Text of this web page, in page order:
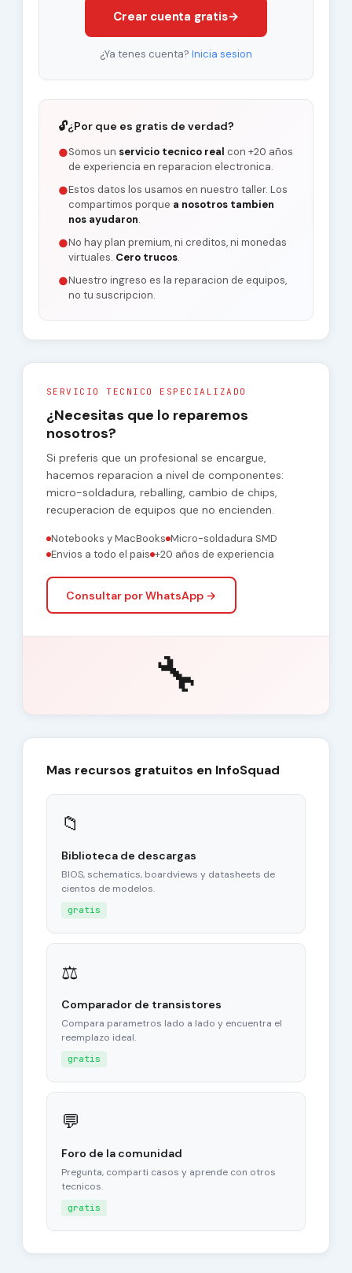
Crear cuenta gratis→
¿Ya tenes cuenta? Inicia sesion
🔓¿Por que es gratis de verdad?
●Somos un servicio tecnico real con +20 años
de experiencia en reparacion electronica.
●Estos datos los usamos en nuestro taller. Los
compartimos porque a nosotros tambien
nos ayudaron.
●No hay plan premium, ni creditos, ni monedas
virtuales. Cero trucos.
●Nuestro ingreso es la reparacion de equipos,
no tu suscripcion.
SERVICIO TECNICO ESPECIALIZADO
¿Necesitas que lo reparemos
nosotros?
Si preferis que un profesional se encargue,
hacemos reparacion a nivel de componentes:
micro-soldadura, reballing, cambio de chips,
recuperacion de equipos que no encienden.
Notebooks y MacBooks Micro-soldadura SMD
Envios a todo el pais +20 años de experiencia
Consultar por WhatsApp →
🔧
Mas recursos gratuitos en InfoSquad
📁
Biblioteca de descargas
BIOS, schematics, boardviews y datasheets de
cientos de modelos.
gratis
⚖
Comparador de transistores
Compara parametros lado a lado y encuentra el
reemplazo ideal.
gratis
💬
Foro de la comunidad
Pregunta, comparti casos y aprende con otros
tecnicos.
gratis